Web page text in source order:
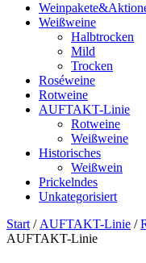
Weißweine
Halbtrocken
Mild
Trocken
Roséweine
Rotweine
AUFTAKT-Linie
Rotweine
Weißweine
Historisches
Weißwein
Prickelndes
Unkategorisiert
Start/AUFTAKT-Linie /
AUFTAKT-Linie